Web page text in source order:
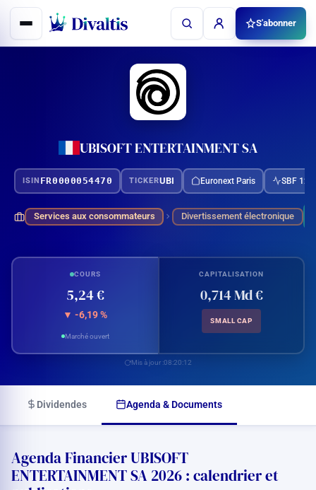
Aller
contenu
S'abonner
UBISOFT ENTERTAINMENT SA
ISIN FR0000054470 TICKERUBI Euronext Paris SBF 120
Services aux consommateurs Divertissement électronique
COURS
5,24 €
▼ -6,19 %
Marché ouvert
CAPITALISATION
0,714 Md €
SMALL CAP
Mis à jour :08:20:12
Dividendes Agenda & Documents
Agenda Financier UBISOFT
ENTERTAINMENT SA 2026 : calendrier et